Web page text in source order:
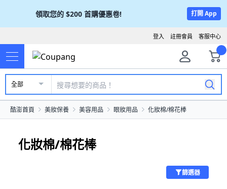
領取您的 $200 首購優惠卷! 打開 App
客服中心
註冊會員
登入
全部
酷澎首頁 美妝保養 美容用品 眼妝用品 化妝棉/棉花棒
化妝棉/棉花棒
篩選器